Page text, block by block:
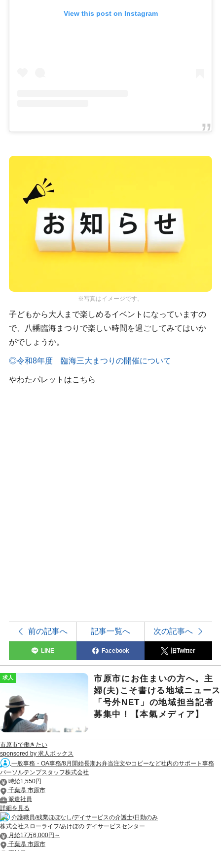
View this post on Instagram
※写真はイメージです。
子どもから大人まで楽しめるイベントになっていますの
で、八幡臨海まつりで楽しい時間を過ごしてみてはいか
がでしょうか。
◎令和8年度 臨海三大まつりの開催について
やわたパレットはこちら
前の記事へ 記事一覧へ 次の記事へ
LINE Facebook 旧Twitter
求人
市原市にお住まいの方へ。主
婦(夫)こそ書ける地域ニュース
「号外NET」の地域担当記者
募集中！【本氣メディア】
市原市で働きたい
sponsored by 求人ボックス
一般事務・OA事務/8月開始長期お弁当注文やコピーなど社内のサポート事務
パーソルテンプスタッフ株式会社
時給1,550円
千葉県 市原市
派遣社員
詳細を見る
介護職員/残業ほぼなし/デイサービスの介護士/日勤のみ
株式会社スローライフ/あけぼの デイサービスセンター
月給17万6,000円～
千葉県 市原市